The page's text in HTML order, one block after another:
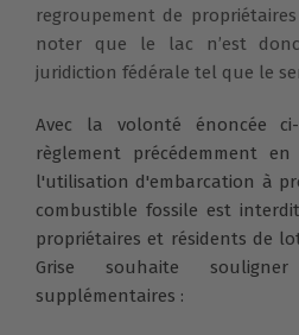
regroupement de
noter que le lac n’est
juridiction fédérale tel que le
Avec la volonté énoncée
règlement précédemment
l'utilisation d'embarcation à
combustible fossile est
propriétaires et résidents de
Grise souhaite
supplémentaires :